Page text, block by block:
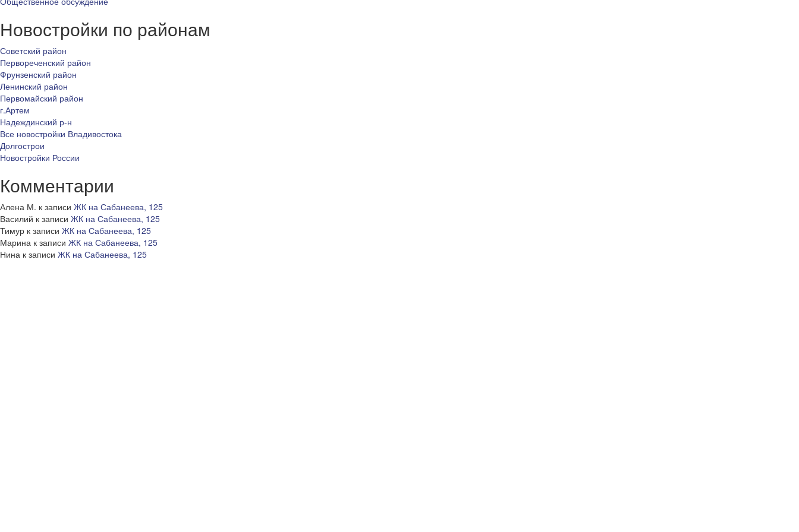
Новостройки по районам
Советский район
Первореченский район
Фрунзенский район
Ленинский район
Первомайский район
г.Артем
Надеждинский р-н
Все новостройки Владивостока
Долгострои
Новостройки России
Комментарии
Алена М. к записи ЖК на Сабанеева, 125
Василий к записи ЖК на Сабанеева, 125
Тимур к записи ЖК на Сабанеева, 125
Марина к записи ЖК на Сабанеева, 125
Нина к записи ЖК на Сабанеева, 125